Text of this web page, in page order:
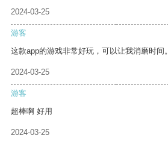
2024-03-25
游客
这款app的游戏非常好玩，可以让我消磨时间。
2024-03-25
游客
超棒啊 好用
2024-03-25